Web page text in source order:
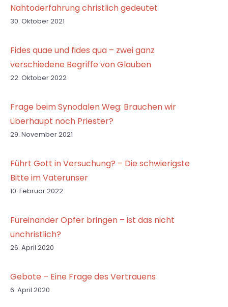
Nahtoderfahrung christlich gedeutet
30. Oktober 2021
Fides quae und fides qua – zwei ganz
verschiedene Begriffe von Glauben
22. Oktober 2022
Frage beim Synodalen Weg: Brauchen wir
überhaupt noch Priester?
29. November 2021
Führt Gott in Versuchung? – Die schwierigste
Bitte im Vaterunser
10. Februar 2022
Füreinander Opfer bringen – ist das nicht
unchristlich?
26. April 2020
Gebote – Eine Frage des Vertrauens
6. April 2020